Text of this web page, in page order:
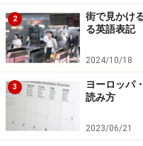
2
街で見かけ
る英語表記
2024/10/18
3
ヨーロッパ
読み方
2023/06/21